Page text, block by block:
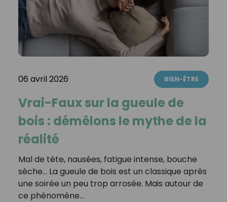
06 avril 2026 BIEN-ÊTRE
Vrai-Faux sur la gueule de
bois : démêlons le mythe de la
réalité
Mal de tête, nausées, fatigue intense, bouche
sèche… La gueule de bois est un classique après
une soirée un peu trop arrosée. Mais autour de
ce phénomène…